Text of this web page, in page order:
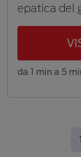
epatica del
da 1 min a 5